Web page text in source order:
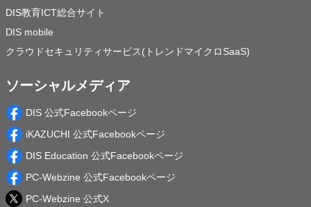
DIS教育ICT総合サイト
DIS mobile
クラウドセキュリティサービス(トレンドマイクロSaaS)
ソーシャルメディア
DIS 公式Facebookページ
iKAZUCHI 公式Facebookページ
DIS Education 公式Facebookページ
PC-Webzine 公式Facebookページ
PC-Webzine 公式X